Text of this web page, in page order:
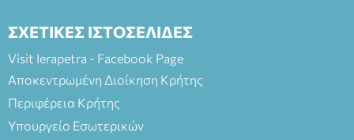
ΣΧΕΤΙΚΕΣ ΙΣΤΟΣΕΛΙΔΕΣ
Visit Ierapetra - Facebook Page
Αποκεντρωμένη Διοίκηση Κρήτης
Περιφέρεια Κρήτης
Υπουργείο Εσωτερικών